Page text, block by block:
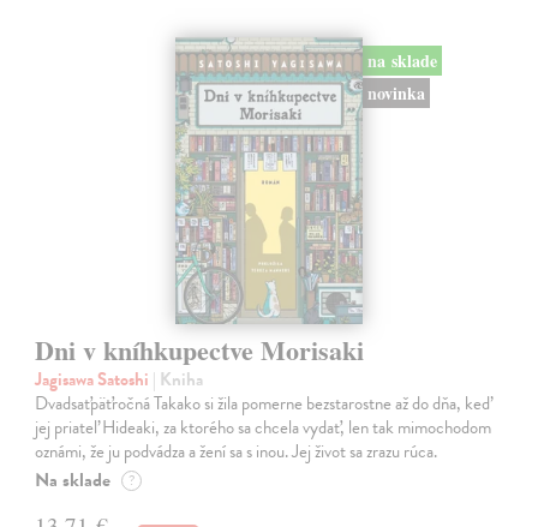
na sklade
novinka
Dni v kníhkupectve Morisaki
Jagisawa Satoshi | Kniha
Dvadsaťpäťročná Takako si žila pomerne bezstarostne až do dňa, keď
jej priateľ Hideaki, za ktorého sa chcela vydať, len tak mimochodom
oznámi, že ju podvádza a žení sa s inou. Jej život sa zrazu rúca.
Na sklade ?